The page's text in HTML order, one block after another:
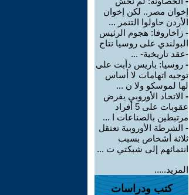
إخوان مصر.. لكن إخوان
الأردن حاولوا التنمر ...
- زاخاروفا: هجوم الرئيس
البولندي على روسيا نتاج
-عقد تاريخية- ...
- روسيا: باريس دأبت على
توجيه اتهامات لا أساس
لها لموسكو ولا ن ...
- الاتحاد الأوروبي يفرض
عقوبات على 5 أفراد
مرتبطين بالصناعات ا ...
- الشرطة الأوروبية تعتقل
ثلاثة أشخاص بسبب
انتمائهم إلى شبكتي ت ...
المزيد.....
كتب ودراسات